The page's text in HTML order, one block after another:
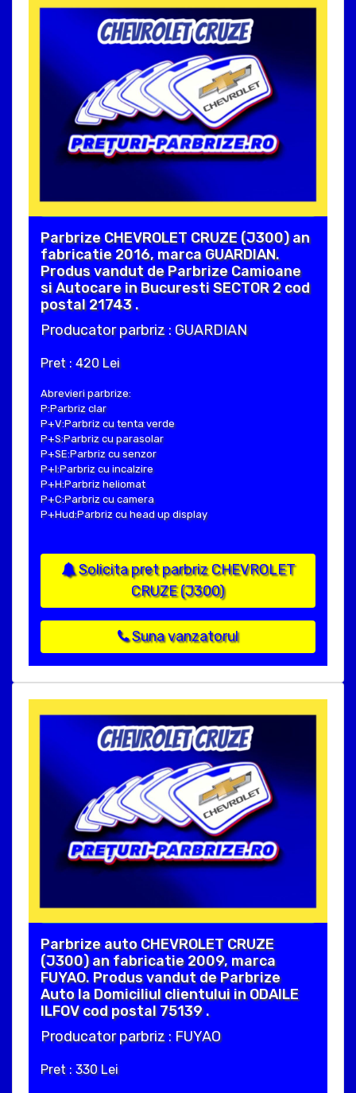
Parbrize CHEVROLET CRUZE (J300) an
fabricatie 2016, marca GUARDIAN.
Produs vandut de Parbrize Camioane
si Autocare in Bucuresti SECTOR 2 cod
postal 21743 .
Producator parbriz : GUARDIAN
Pret : 420 Lei
Abrevieri parbrize:
P:Parbriz clar
P+V:Parbriz cu tenta verde
P+S:Parbriz cu parasolar
P+SE:Parbriz cu senzor
P+I:Parbriz cu incalzire
P+H:Parbriz heliomat
P+C:Parbriz cu camera
P+Hud:Parbriz cu head up display
Solicita pret parbriz CHEVROLET
CRUZE (J300)
Suna vanzatorul
Parbrize auto CHEVROLET CRUZE
(J300) an fabricatie 2009, marca
FUYAO. Produs vandut de Parbrize
Auto la Domiciliul clientului in ODAILE
ILFOV cod postal 75139 .
Producator parbriz : FUYAO
Pret : 330 Lei